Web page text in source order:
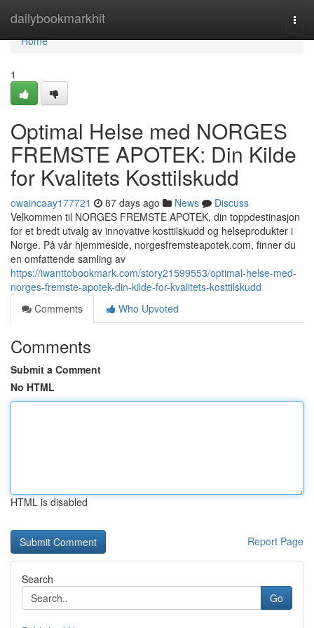
dailybookmarkhit
Home
Home
1
Optimal Helse med NORGES
FREMSTE APOTEK: Din Kilde
for Kvalitets Kosttilskudd
owaincaay177721 87 days ago News
Discuss
Velkommen til NORGES FREMSTE APOTEK, din toppdestinasjon
for et bredt utvalg av innovative kosttilskudd og helseprodukter i
Norge. På vår hjemmeside, norgesfremsteapotek.com, finner du
en omfattende samling av
https://iwanttobookmark.com/story21599553/optimal-helse-med-
norges-fremste-apotek-din-kilde-for-kvalitets-kosttilskudd
Comments
Who Upvoted
Comments
Submit a Comment
No HTML
HTML is disabled
Report Page
Search
Go